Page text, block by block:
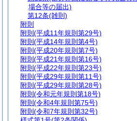
場合等の届出)
第12条(雑則)
附則
附則 (平成11年規則第29号)
附則 (平成14年規則第4号)
附則 (平成20年規則第7号)
附則 (平成21年規則第16号)
附則 (平成22年規則第23号)
附則 (平成29年規則第11号)
附則 (平成29年規則第28号)
附則 (令和元年規則第18号)
附則 (令和4年規則第75号)
附則 (令和7年規則第32号)